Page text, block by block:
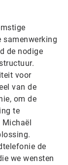
de nodige
voor
van de
om de
te
Michaël
de
we wensten